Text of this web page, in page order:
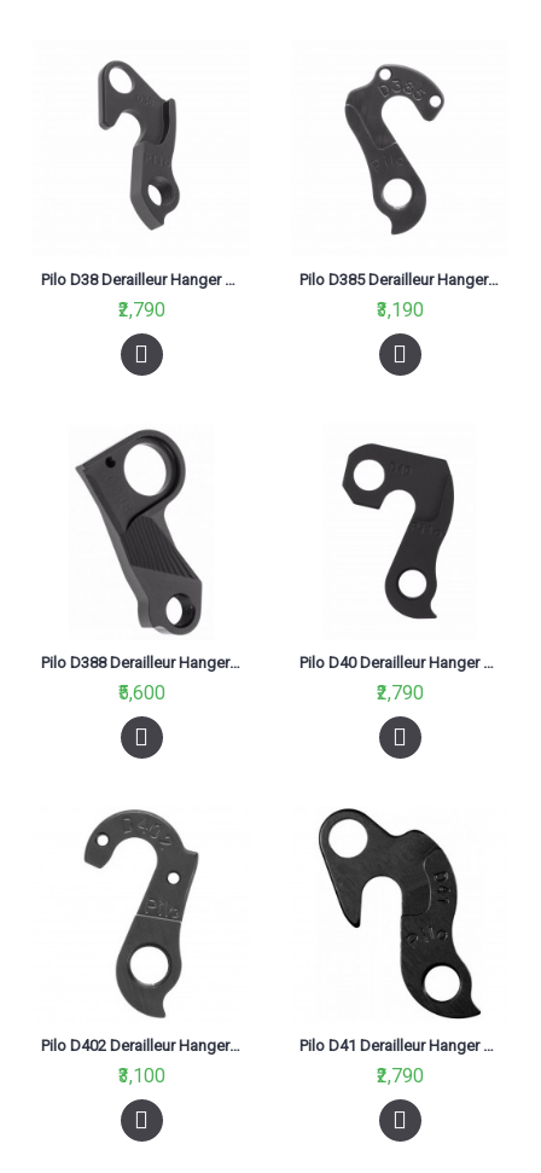
Pilo D38 Derailleur Hanger For Specialized Allez Tarmac S-Works Road Bikes
₹2,790
Pilo D385 Derailleur Hanger For Bh, Cube
₹3,190
Pilo D388 Derailleur Hanger For Cube 12X142 Direct Mount Black
₹5,600
Pilo D40 Derailleur Hanger For Cube 260, Diamondback, Tony Hawk, Eastern 26, Ghost
₹2,790
Pilo D402 Derailleur Hanger For Wilier, Carrera, De Rosa Black
₹3,100
Pilo D41 Derailleur Hanger For Stevens, Salcano, Kona, Khs, Marin, Bianchi, Look, Ghost Black
₹2,790